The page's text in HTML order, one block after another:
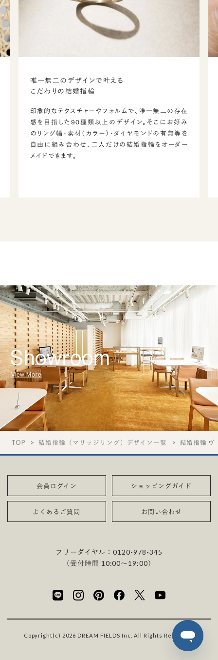
唯一無二のデザインで叶える
こだわりの結婚指輪
印象的なテクスチャーやフォルムで、唯一無二の存在
感を目指した90種類以上のデザイン。そこにお好み
のリング幅・素材（カラー）・ダイヤモンドの有無等を
自由に組み合わせ、二人だけの結婚指輪をオーダー
メイドできます。
Showroom
View More
TOP 結婚指輪（マリッジリング）デザイン一覧 結婚指輪 ヴ
会員ログイン ショッピングガイド
よくあるご質問 お問い合わせ
フリーダイヤル：0120-978-345
（受付時間 10:00〜19:00）
Copyright(c) 2026 DREAM FIELDS Inc. All Rights Reserved.